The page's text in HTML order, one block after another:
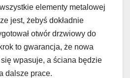
elementy metalowej
jest, żebyś dokładnie
otwór drzwiowy do
to gwarancja, że nowa
wpasuje, a ściana będzie
dalsze prace.